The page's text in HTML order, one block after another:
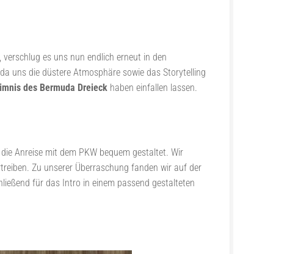
es uns nun endlich erneut in den
uns die düstere Atmosphäre sowie das Storytelling
des Bermuda Dreieck haben einfallen lassen.
Anreise mit dem PKW bequem gestaltet. Wir
Zu unserer Überraschung fanden wir auf der
für das Intro in einem passend gestalteten